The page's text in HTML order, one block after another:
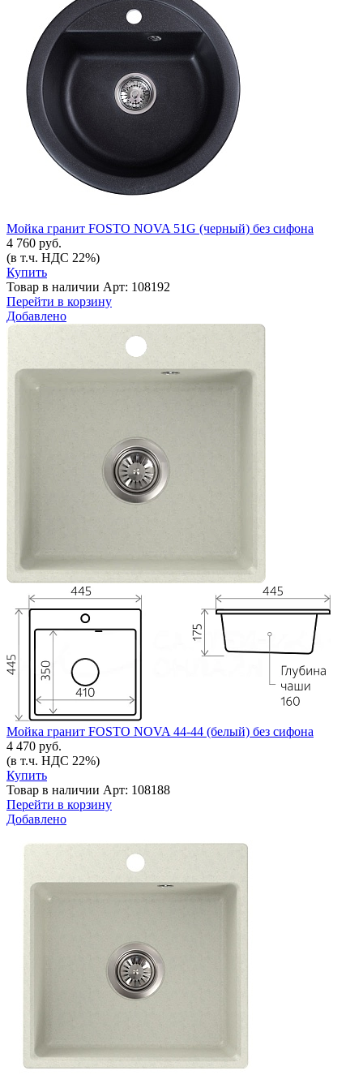
Мойка гранит FOSTO NOVA 51G (черный) без сифона
4 760 руб.
(в т.ч. НДС 22%)
Купить
Товар в наличии Арт: 108192
Перейти в корзину
Добавлено
Мойка гранит FOSTO NOVA 44-44 (белый) без сифона
4 470 руб.
(в т.ч. НДС 22%)
Купить
Товар в наличии Арт: 108188
Перейти в корзину
Добавлено